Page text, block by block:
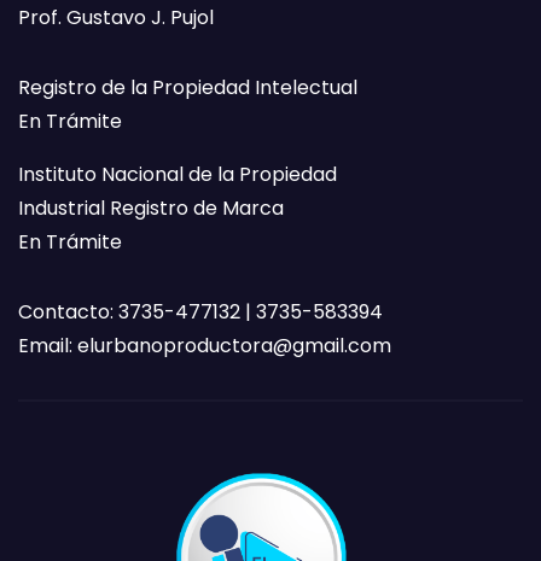
Prof. Gustavo J. Pujol
Registro de la Propiedad Intelectual
En Trámite
Instituto Nacional de la Propiedad
Industrial Registro de Marca
En Trámite
Contacto: 3735-477132 | 3735-583394
Email: elurbanoproductora@gmail.com